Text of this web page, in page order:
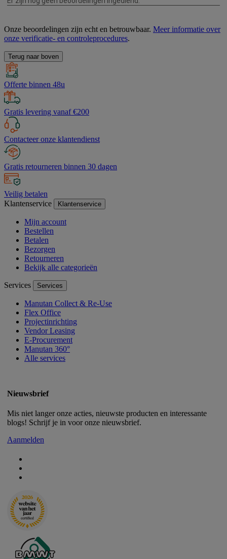
Onze beoordelingen zijn echt en betrouwbaar. Meer informatie over
onze verificatie- en controleprocedures.
Terug naar boven
Offerte binnen 48u
Gratis levering vanaf €200
Contacteer onze klantendienst
Gratis retourneren binnen 30 dagen
Veilig betalen
Klantenservice
Klantenservice
Mijn account
Bestellen
Betalen
Bezorgen
Retourneren
Bekijk alle categorieën
Services Services
Manutan Collect & Re-Use
Flex Office
Projectinrichting
Vendor Leasing
E-Procurement
Manutan 360°
Alle services
Nieuwsbrief
Mis niet langer onze acties, nieuwste producten en interessante
blogs! Schrijf je in voor onze nieuwsbrief.
Aanmelden